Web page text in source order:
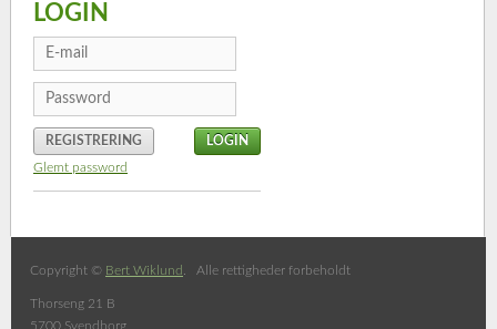
LOGIN
REGISTRERING
Glemt password
Copyright © Bert Wiklund . Alle rettigheder forbeholdt
Thorseng 21 B
5700 Svendborg